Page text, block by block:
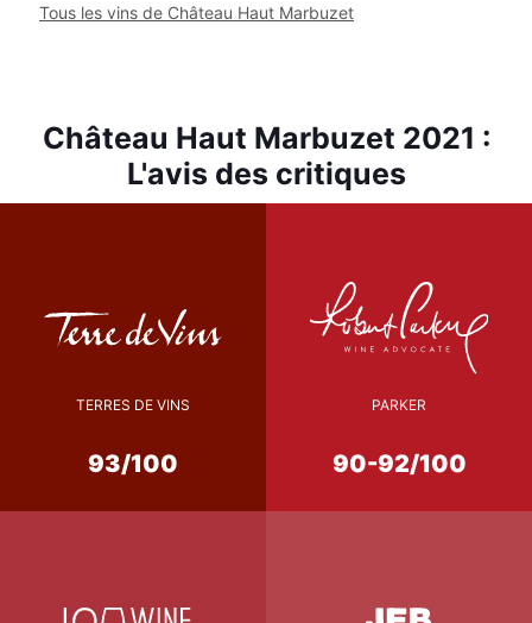
Tous les vins de Château Haut Marbuzet
Château Haut Marbuzet 2021 :
L'avis des critiques
TERRES DE VINS
93/100
PARKER
90-92/100